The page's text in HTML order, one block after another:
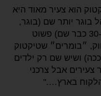
הוא צעיר מאוד היא
בוגר יותר שם (בוגר,
לא מבוגר אבל לגמרי גילאי ה-30 כבר שם) פשוט
״בומרים״ שטיקטוק
ושיש שם רק ילדים
צעירים אבל צרכני
בארץ…."